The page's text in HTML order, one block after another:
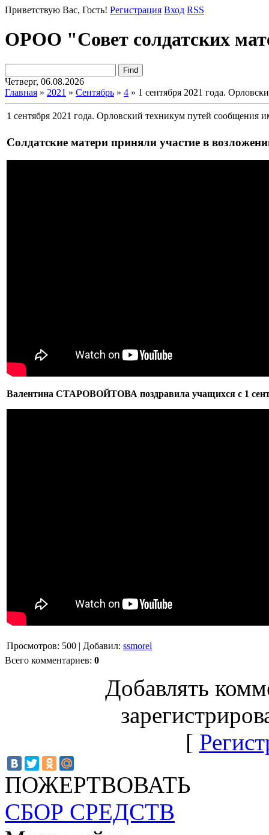
Приветствую Вас, Гость! Регистрация Вход RSS
ОРОО "Совет солдатских
Четверг, 06.08.2026
Главная » 2021 » Сентябрь » 4 » 1 сентября 2021 года.
1 сентября 2021 года. Орловский техникум путей сообщения
Солдатские матери приняли участие в
Валентина СТАРОВОЙТОВА поздравила учащихся с 1
Просмотров: 500 | Добавил: ssmorel
Всего комментариев: 0
Добавлять
[
ПОЖЕРТВОВАТЬ
СБОР СРЕДСТВ